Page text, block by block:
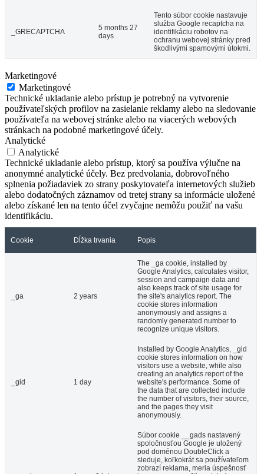
_GRECAPTCHA
5 months 27
days
Tento súbor cookie nastavuje
služba Google recaptcha na
identifikáciu robotov na
ochranu webovej stránky pred
škodlivými spamovými útokmi.
Marketingové
Marketingové
Technické ukladanie alebo prístup je potrebný na vytvorenie
používateľských profilov na zasielanie reklamy alebo na sledovanie
používateľa na webovej stránke alebo na viacerých webových
stránkach na podobné marketingové účely.
Analytické
Analytické
Technické ukladanie alebo prístup, ktorý sa používa výlučne na
anonymné analytické účely. Bez predvolania, dobrovoľného
splnenia požiadaviek zo strany poskytovateľa internetových služieb
alebo dodatočných záznamov od tretej strany sa informácie uložené
alebo získané len na tento účel zvyčajne nemôžu použiť na vašu
identifikáciu.
Cookie Dĺžka trvania Popis
_ga 2 years
The _ga cookie, installed by
Google Analytics, calculates visitor,
session and campaign data and
also keeps track of site usage for
the site's analytics report. The
cookie stores information
anonymously and assigns a
randomly generated number to
recognize unique visitors.
_gid 1 day
Installed by Google Analytics, _gid
cookie stores information on how
visitors use a website, while also
creating an analytics report of the
website's performance. Some of
the data that are collected include
the number of visitors, their source,
and the pages they visit
anonymously.
Súbor cookie __gads nastavený
spoločnosťou Google je uložený
pod doménou DoubleClick a
sleduje, koľkokrát sa používateľom
zobrazí reklama, meria úspešnosť